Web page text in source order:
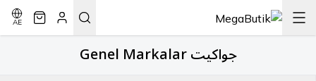
AE
جواكيت Genel Markalar